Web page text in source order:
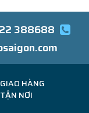
388688
GIAO HÀNG
TẬN NƠI